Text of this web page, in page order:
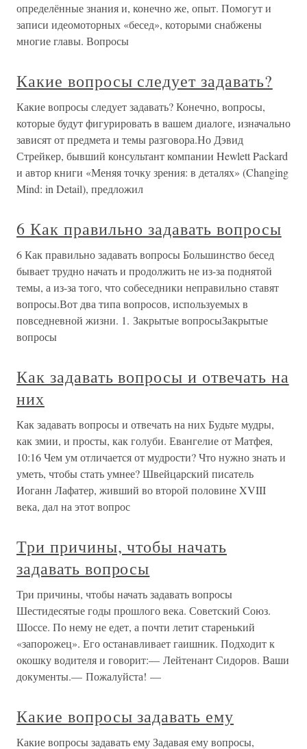
определённые знания и, конечно же, опыт. Помогут и
записи идеомоторных «бесед», которыми снабжены
многие главы. Вопросы
Какие вопросы следует задавать?
Какие вопросы следует задавать? Конечно, вопросы,
которые будут фигурировать в вашем диалоге, изначально
зависят от предмета и темы разговора.Но Дэвид
Стрейкер, бывший консультант компании Hewlett Packard
и автор книги «Меняя точку зрения: в деталях» (Changing
Mind: in Detail), предложил
6 Как правильно задавать вопросы
6 Как правильно задавать вопросы Большинство бесед
бывает трудно начать и продолжить не из-за поднятой
темы, а из-за того, что собеседники неправильно ставят
вопросы.Вот два типа вопросов, используемых в
повседневной жизни. 1. Закрытые вопросыЗакрытые
вопросы
Как задавать вопросы и отвечать на
них
Как задавать вопросы и отвечать на них Будьте мудры,
как змии, и просты, как голуби. Евангелие от Матфея,
10:16 Чем ум отличается от мудрости? Что нужно знать и
уметь, чтобы стать умнее? Швейцарский писатель
Иоганн Лафатер, живший во второй половине XVIII
века, дал на этот вопрос
Три причины, чтобы начать
задавать вопросы
Три причины, чтобы начать задавать вопросы
Шестидесятые годы прошлого века. Советский Союз.
Шоссе. По нему не едет, а почти летит старенький
«запорожец». Его останавливает гаишник. Подходит к
окошку водителя и говорит:— Лейтенант Сидоров. Ваши
документы.— Пожалуйста! —
Какие вопросы задавать ему
Какие вопросы задавать ему Задавая ему вопросы,